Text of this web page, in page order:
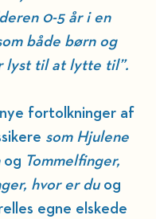
0-5 år i en
både børn og
lyst til at lytte til”.
fortolkninger af
som Hjulene
og Tommelfinger,
hvor er du og
egne elskede